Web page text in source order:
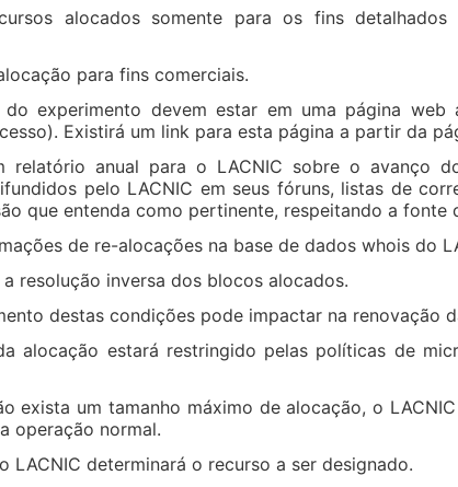
alocados somente para os fins
para fins comerciais.
do experimento devem estar em uma página web
Existirá um link para esta página a partir da
relatório anual para o LACNIC sobre o avanço
pelo LACNIC em seus fóruns, listas de
que entenda como pertinente, respeitando a fonte
de re-alocações na base de dados whois do
resolução inversa dos blocos alocados.
destas condições pode impactar na renovação
alocação estará restringido pelas políticas de
exista um tamanho máximo de alocação, o
operação normal.
LACNIC determinará o recurso a ser designado.